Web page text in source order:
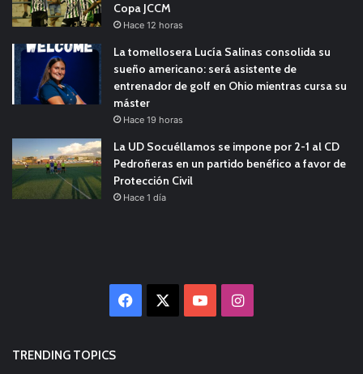
Copa JCCM
Hace 12 horas
La tomellosera Lucía Salinas consolida su
sueño americano: será asistente de
entrenador de golf en Ohio mientras cursa su
máster
Hace 19 horas
La UD Socuéllamos se impone por 2-1 al CD
Pedroñeras en un partido benéfico a favor de
Protección Civil
Hace 1 día
Facebook YouTubeInstagram
TRENDING TOPICS